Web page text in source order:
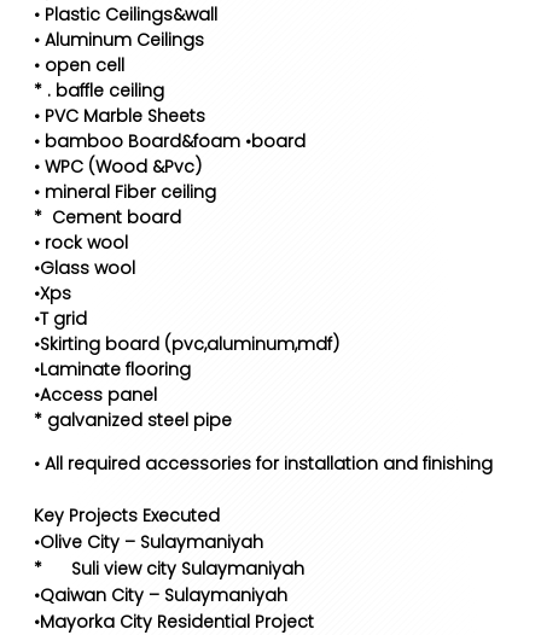
• Plastic Ceilings&wall
• Aluminum Ceilings
• open cell
* ⁠. baffle ceiling
• PVC Marble Sheets
• bamboo Board&foam •board
• WPC (Wood &Pvc)
• mineral Fiber ceiling
* ⁠ Cement board
• rock wool
•Glass wool
•Xps
•T grid
•Skirting board (pvc,aluminum,mdf)
•Laminate flooring
•Access panel
* galvanized steel pipe
• All required accessories for installation and finishing
Key Projects Executed
•Olive City – Sulaymaniyah
* Suli view city Sulaymaniyah
•Qaiwan City – Sulaymaniyah
•Mayorka City Residential Project